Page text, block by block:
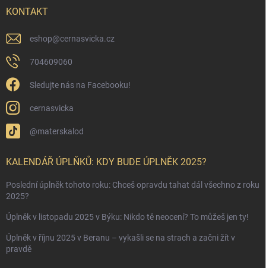
KONTAKT
eshop@cernasvicka.cz
704609060
Sledujte nás na Facebooku!
cernasvicka
@materskalod
KALENDÁŘ ÚPLŇKŮ: KDY BUDE ÚPLNĚK 2025?
Poslední úplněk tohoto roku: Chceš opravdu tahat dál všechno z roku
2025?
Úplněk v listopadu 2025 v Býku: Nikdo tě neocení? To můžeš jen ty!
Úplněk v říjnu 2025 v Beranu – vykašli se na strach a začni žít v
pravdě